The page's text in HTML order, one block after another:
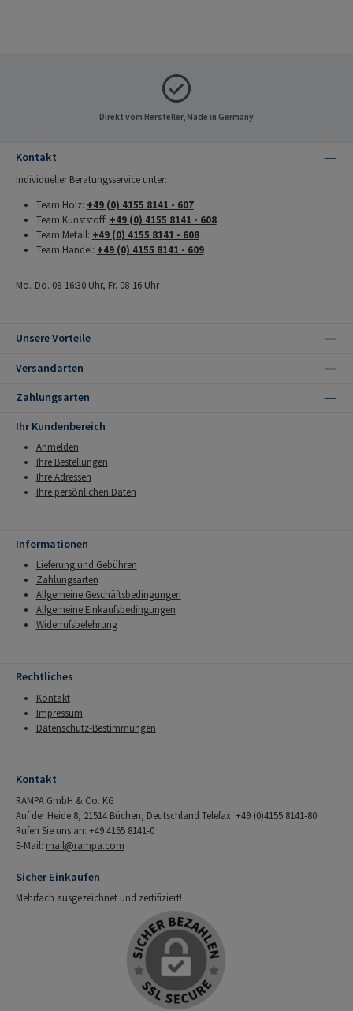
Direkt vom Hersteller, Made in Germany
Kontakt
Individueller Beratungsservice unter:
Team Holz: +49 (0) 4155 8141 - 607
Team Kunststoff: +49 (0) 4155 8141 - 608
Team Metall: +49 (0) 4155 8141 - 608
Team Handel: +49 (0) 4155 8141 - 609
Mo.-Do. 08-16:30 Uhr, Fr. 08-16 Uhr
Unsere Vorteile
Versandarten
Zahlungsarten
Ihr Kundenbereich
Anmelden
Ihre Bestellungen
Ihre Adressen
Ihre persönlichen Daten
Informationen
Lieferung und Gebühren
Zahlungsarten
Allgemeine Geschäftsbedingungen
Allgemeine Einkaufsbedingungen
Widerrufsbelehrung
Rechtliches
Kontakt
Impressum
Datenschutz-Bestimmungen
Kontakt
RAMPA GmbH & Co. KG
Auf der Heide 8, 21514 Büchen, Deutschland Telefax: +49 (0)4155 8141-80
Rufen Sie uns an: +49 4155 8141-0
E-Mail: mail@rampa.com
Sicher Einkaufen
Mehrfach ausgezeichnet und zertifiziert!